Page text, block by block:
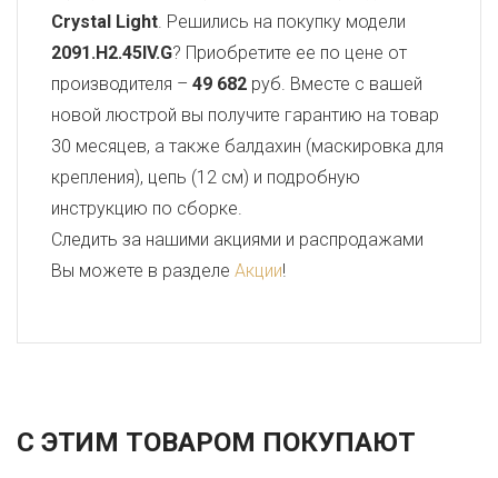
Crystal Light. Решились на покупку модели
2091.H2.45IV.G? Приобретите ее по цене от
производителя – 49 682 руб. Вместе с вашей
новой люстрой вы получите гарантию на товар
30 месяцев, а также балдахин (маскировка для
крепления), цепь (12 см) и подробную
инструкцию по сборке.
Следить за нашими акциями и распродажами
Вы можете в разделе Акции!
С ЭТИМ ТОВАРОМ ПОКУПАЮТ